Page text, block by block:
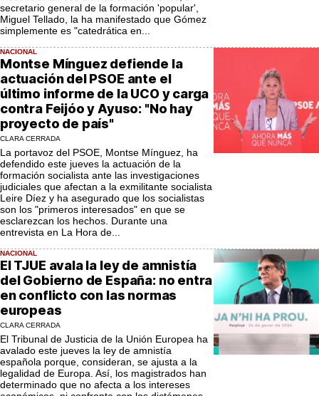
secretario general de la formación 'popular',
Miguel Tellado, la ha manifestado que Gómez
simplemente es "catedrática en...
NACIONAL
Montse Mínguez defiende la
actuación del PSOE ante el
último informe de la UCO y carga
contra Feijóo y Ayuso: "No hay
proyecto de país"
CLARA CERRADA
La portavoz del PSOE, Montse Mínguez, ha
defendido este jueves la actuación de la
formación socialista ante las investigaciones
judiciales que afectan a la exmilitante socialista
Leire Díez y ha asegurado que los socialistas
son los "primeros interesados" en que se
esclarezcan los hechos. Durante una
entrevista en La Hora de...
NACIONAL
El TJUE avala la ley de amnistía
del Gobierno de España: no entra
en conflicto con las normas
europeas
CLARA CERRADA
El Tribunal de Justicia de la Unión Europea ha
avalado este jueves la ley de amnistía
española porque, consideran, se ajusta a la
legalidad de Europa. Así, los magistrados han
determinado que no afecta a los intereses